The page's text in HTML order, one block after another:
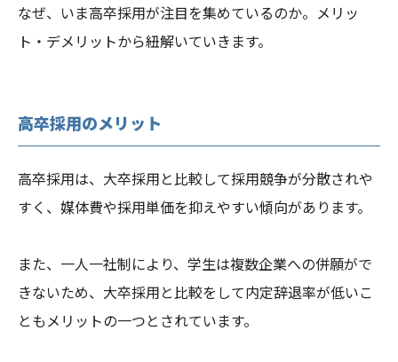
なぜ、いま高卒採用が注目を集めているのか。メリッ
ト・デメリットから紐解いていきます。
高卒採用のメリット
高卒採用は、大卒採用と比較して採用競争が分散されや
すく、媒体費や採用単価を抑えやすい傾向があります。
また、一人一社制により、学生は複数企業への併願がで
きないため、大卒採用と比較をして内定辞退率が低いこ
ともメリットの一つとされています。